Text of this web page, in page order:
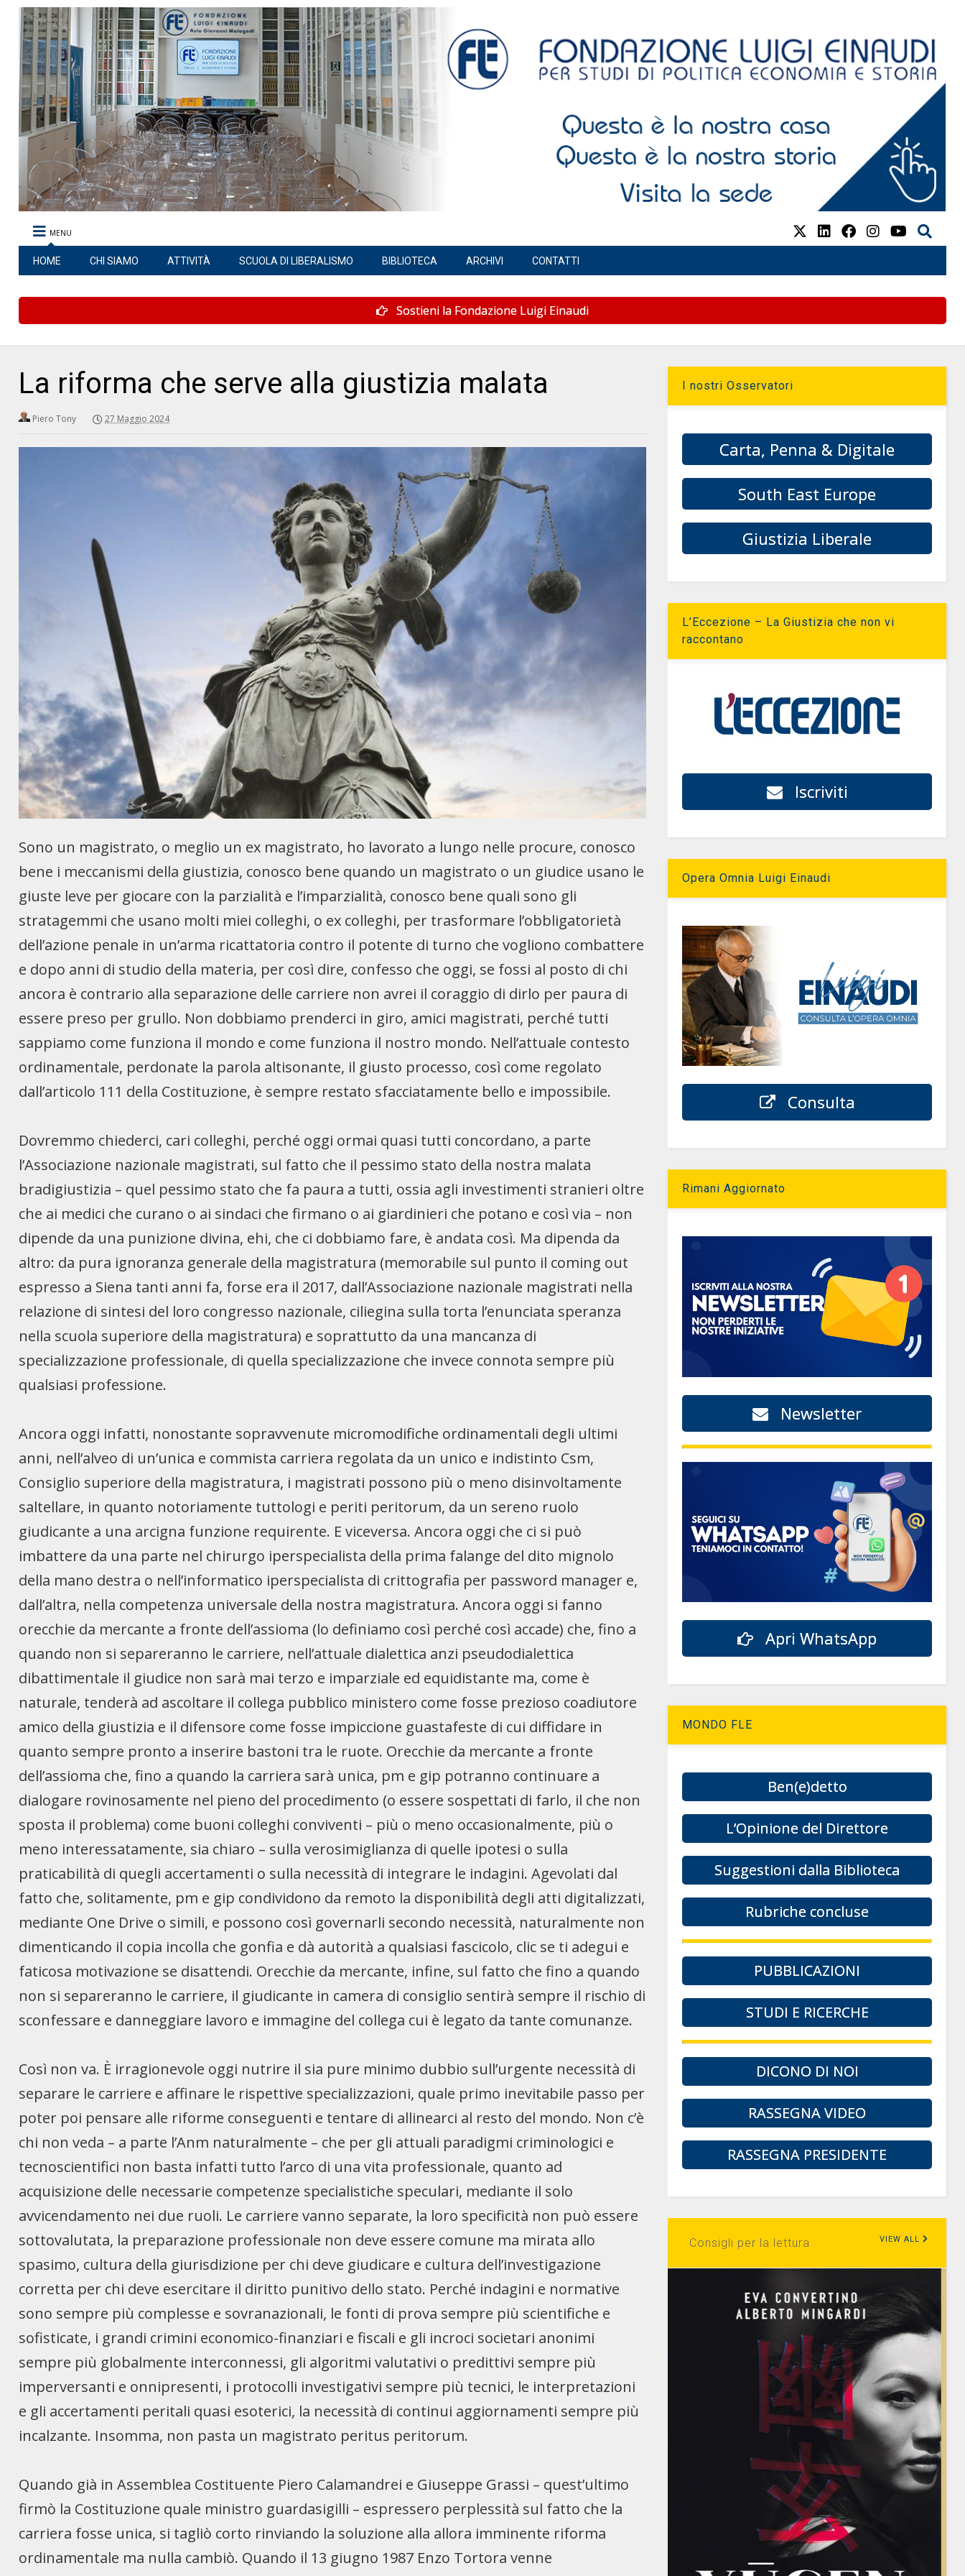
MENU
HOME CHI SIAMO ATTIVITÀ SCUOLA DI LIBERALISMO BIBLIOTECA ARCHIVI CONTATTI
Sostieni la Fondazione Luigi Einaudi
La riforma che serve alla giustizia malata
Piero Tony 27 Maggio 2024
Sono un magistrato, o meglio un ex magistrato, ho lavorato a lungo nelle procure, conosco
bene i meccanismi della giustizia, conosco bene quando un magistrato o un giudice usano le
giuste leve per giocare con la parzialità e l’imparzialità, conosco bene quali sono gli
stratagemmi che usano molti miei colleghi, o ex colleghi, per trasformare l’obbligatorietà
dell’azione penale in un’arma ricattatoria contro il potente di turno che vogliono combattere
e dopo anni di studio della materia, per così dire, confesso che oggi, se fossi al posto di chi
ancora è contrario alla separazione delle carriere non avrei il coraggio di dirlo per paura di
essere preso per grullo. Non dobbiamo prenderci in giro, amici magistrati, perché tutti
sappiamo come funziona il mondo e come funziona il nostro mondo. Nell’attuale contesto
ordinamentale, perdonate la parola altisonante, il giusto processo, così come regolato
dall’articolo 111 della Costituzione, è sempre restato sfacciatamente bello e impossibile.
Dovremmo chiederci, cari colleghi, perché oggi ormai quasi tutti concordano, a parte
l’Associazione nazionale magistrati, sul fatto che il pessimo stato della nostra malata
bradigiustizia – quel pessimo stato che fa paura a tutti, ossia agli investimenti stranieri oltre
che ai medici che curano o ai sindaci che firmano o ai giardinieri che potano e così via – non
dipende da una punizione divina, ehi, che ci dobbiamo fare, è andata così. Ma dipenda da
altro: da pura ignoranza generale della magistratura (memorabile sul punto il coming out
espresso a Siena tanti anni fa, forse era il 2017, dall’Associazione nazionale magistrati nella
relazione di sintesi del loro congresso nazionale, ciliegina sulla torta l’enunciata speranza
nella scuola superiore della magistratura) e soprattutto da una mancanza di
specializzazione professionale, di quella specializzazione che invece connota sempre più
qualsiasi professione.
Ancora oggi infatti, nonostante sopravvenute micromodifiche ordinamentali degli ultimi
anni, nell’alveo di un’unica e commista carriera regolata da un unico e indistinto Csm,
Consiglio superiore della magistratura, i magistrati possono più o meno disinvoltamente
saltellare, in quanto notoriamente tuttologi e periti peritorum, da un sereno ruolo
giudicante a una arcigna funzione requirente. E viceversa. Ancora oggi che ci si può
imbattere da una parte nel chirurgo iperspecialista della prima falange del dito mignolo
della mano destra o nell’informatico iperspecialista di crittografia per password manager e,
dall’altra, nella competenza universale della nostra magistratura. Ancora oggi si fanno
orecchie da mercante a fronte dell’assioma (lo definiamo così perché così accade) che, fino a
quando non si separeranno le carriere, nell’attuale dialettica anzi pseudodialettica
dibattimentale il giudice non sarà mai terzo e imparziale ed equidistante ma, come è
naturale, tenderà ad ascoltare il collega pubblico ministero come fosse prezioso coadiutore
amico della giustizia e il difensore come fosse impiccione guastafeste di cui diffidare in
quanto sempre pronto a inserire bastoni tra le ruote. Orecchie da mercante a fronte
dell’assioma che, fino a quando la carriera sarà unica, pm e gip potranno continuare a
dialogare rovinosamente nel pieno del procedimento (o essere sospettati di farlo, il che non
sposta il problema) come buoni colleghi conviventi – più o meno occasionalmente, più o
meno interessatamente, sia chiaro – sulla verosimiglianza di quelle ipotesi o sulla
praticabilità di quegli accertamenti o sulla necessità di integrare le indagini. Agevolati dal
fatto che, solitamente, pm e gip condividono da remoto la disponibilità degli atti digitalizzati,
mediante One Drive o simili, e possono così governarli secondo necessità, naturalmente non
dimenticando il copia incolla che gonfia e dà autorità a qualsiasi fascicolo, clic se ti adegui e
faticosa motivazione se disattendi. Orecchie da mercante, infine, sul fatto che fino a quando
non si separeranno le carriere, il giudicante in camera di consiglio sentirà sempre il rischio di
sconfessare e danneggiare lavoro e immagine del collega cui è legato da tante comunanze.
Così non va. È irragionevole oggi nutrire il sia pure minimo dubbio sull’urgente necessità di
separare le carriere e affinare le rispettive specializzazioni, quale primo inevitabile passo per
poter poi pensare alle riforme conseguenti e tentare di allinearci al resto del mondo. Non c’è
chi non veda – a parte l’Anm naturalmente – che per gli attuali paradigmi criminologici e
tecnoscientifici non basta infatti tutto l’arco di una vita professionale, quanto ad
acquisizione delle necessarie competenze specialistiche speculari, mediante il solo
avvicendamento nei due ruoli. Le carriere vanno separate, la loro specificità non può essere
sottovalutata, la preparazione professionale non deve essere comune ma mirata allo
spasimo, cultura della giurisdizione per chi deve giudicare e cultura dell’investigazione
corretta per chi deve esercitare il diritto punitivo dello stato. Perché indagini e normative
sono sempre più complesse e sovranazionali, le fonti di prova sempre più scientifiche e
sofisticate, i grandi crimini economico-finanziari e fiscali e gli incroci societari anonimi
sempre più globalmente interconnessi, gli algoritmi valutativi o predittivi sempre più
imperversanti e onnipresenti, i protocolli investigativi sempre più tecnici, le interpretazioni
e gli accertamenti peritali quasi esoterici, la necessità di continui aggiornamenti sempre più
incalzante. Insomma, non pasta un magistrato peritus peritorum.
Quando già in Assemblea Costituente Piero Calamandrei e Giuseppe Grassi – quest’ultimo
firmò la Costituzione quale ministro guardasigilli – espressero perplessità sul fatto che la
carriera fosse unica, si tagliò corto rinviando la soluzione alla allora imminente riforma
ordinamentale ma nulla cambiò. Quando il 13 giugno 1987 Enzo Tortora venne
I nostri Osservatori
Carta, Penna & Digitale
South East Europe
Giustizia Liberale
L’Eccezione – La Giustizia che non vi
raccontano
Iscriviti
Opera Omnia Luigi Einaudi
Consulta
Rimani Aggiornato
Newsletter
Apri WhatsApp
MONDO FLE
Ben(e)detto
L’Opinione del Direttore
Suggestioni dalla Biblioteca
Rubriche concluse
PUBBLICAZIONI
STUDI E RICERCHE
DICONO DI NOI
RASSEGNA VIDEO
RASSEGNA PRESIDENTE
Consigli per la lettura VIEW ALL